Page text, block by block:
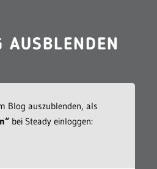
AUSBLENDEN
Blog auszublenden, als
bei Steady einloggen: